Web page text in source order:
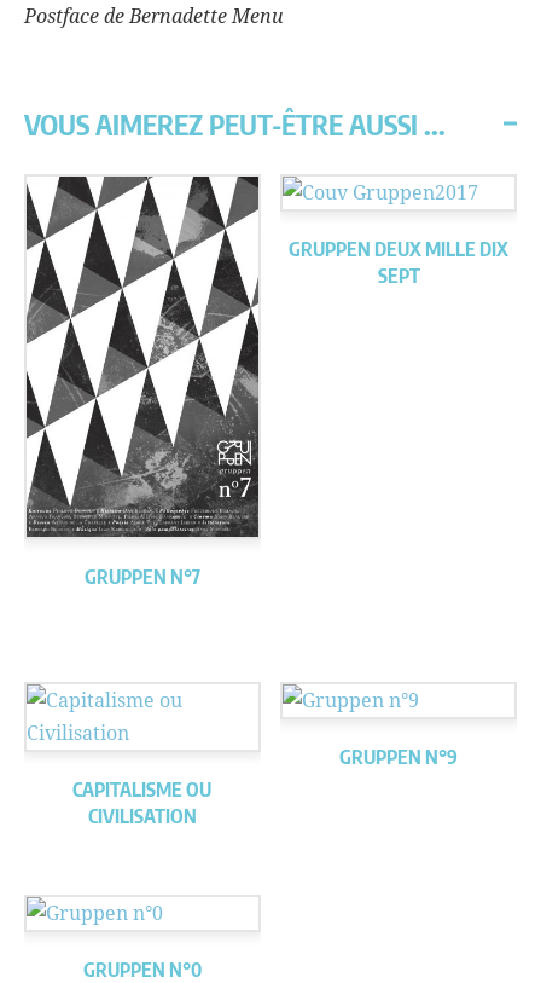
Postface de Bernadette Menu
VOUS AIMEREZ PEUT-ÊTRE AUSSI ...
GRUPPEN N°7
GRUPPEN DEUX MILLE DIX
SEPT
CAPITALISME OU
CIVILISATION
GRUPPEN N°9
GRUPPEN N°0